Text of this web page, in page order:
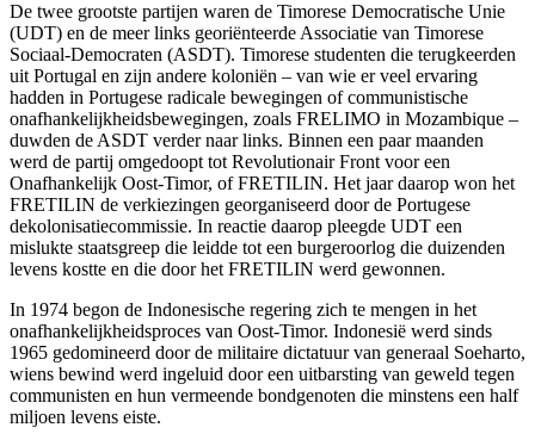
De twee grootste partijen waren de Timorese Democratische Unie
(UDT) en de meer links georiënteerde Associatie van Timorese
Sociaal-Democraten (ASDT). Timorese studenten die terugkeerden
uit Portugal en zijn andere koloniën ‒ van wie er veel ervaring
hadden in Portugese radicale bewegingen of communistische
onafhankelijkheidsbewegingen, zoals FRELIMO in Mozambique ‒
duwden de ASDT verder naar links. Binnen een paar maanden
werd de partij omgedoopt tot Revolutionair Front voor een
Onafhankelijk Oost-Timor, of FRETILIN. Het jaar daarop won het
FRETILIN de verkiezingen georganiseerd door de Portugese
dekolonisatiecommissie. In reactie daarop pleegde UDT een
mislukte staatsgreep die leidde tot een burgeroorlog die duizenden
levens kostte en die door het FRETILIN werd gewonnen.
In 1974 begon de Indonesische regering zich te mengen in het
onafhankelijkheidsproces van Oost-Timor. Indonesië werd sinds
1965 gedomineerd door de militaire dictatuur van generaal Soeharto,
wiens bewind werd ingeluid door een uitbarsting van geweld tegen
communisten en hun vermeende bondgenoten die minstens een half
miljoen levens eiste.